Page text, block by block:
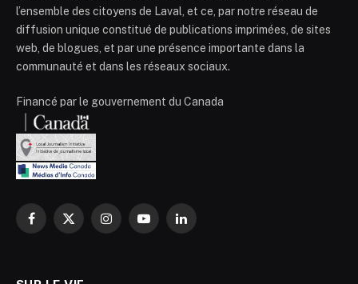
l’ensemble des citoyens de Laval, et ce, par notre réseau de
diffusion unique constitué de publications imprimées, de sites
web, de blogues, et par une présence importante dans la
communauté et dans les réseaux sociaux.
Financé par le gouvernement du Canada
Facebook
X
InstagramYouTubeLinkedIn